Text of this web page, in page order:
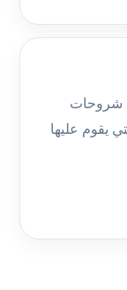
شروحات
يقوم عليها